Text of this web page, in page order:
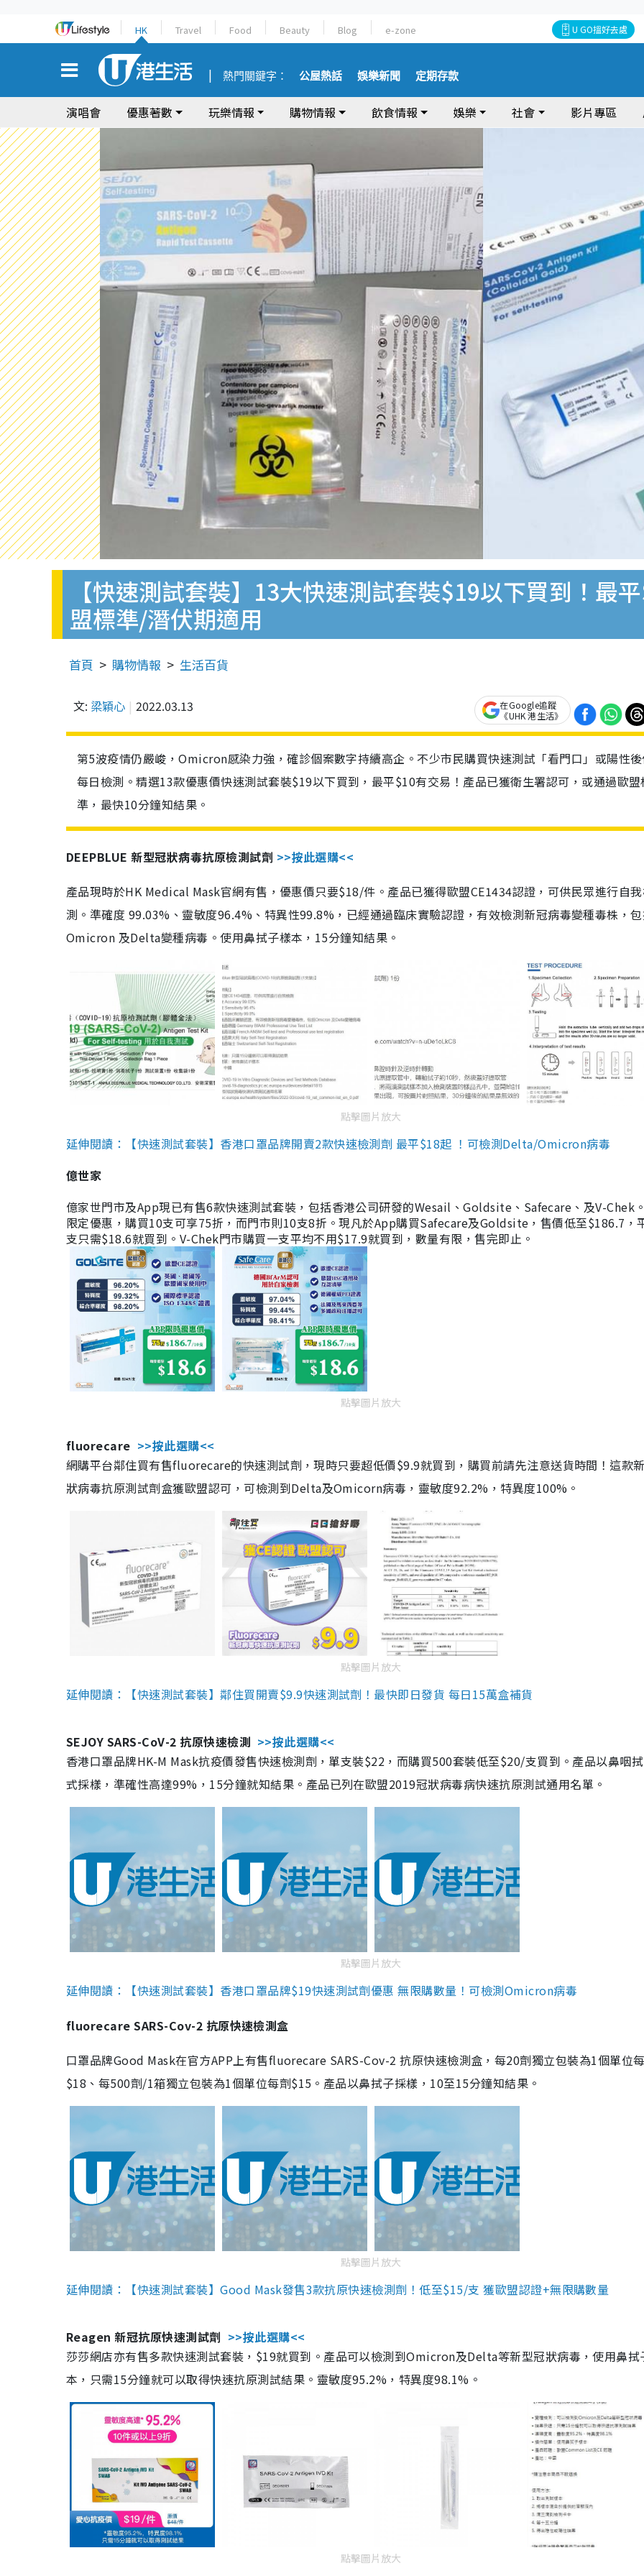
HK Travel Food Beauty Blog e-zone U GO搵好去處
熱門關鍵字： 公屋熱話 娛樂新聞 定期存款
演唱會 優惠著數 玩樂情報 購物情報 飲食情報 娛樂 社會 影片專區
【快速測試套裝】13大快速測試套裝$19以下買到！最
盟標準/潛伏期適用
首頁 購物情報 生活百貨
文: 梁穎心 2022.03.13
在Google追蹤
《UHK 港生活》
第5波疫情仍嚴峻，Omicron感染力強，確診個案數字持續高企。不少市民購買快速測試「看門口」或陽性
每日檢測。精選13款優惠價快速測試套裝$19以下買到，最平$10有交易！產品已獲衛生署認可，或通過歐盟
準，最快10分鐘知結果。
DEEPBLUE 新型冠狀病毒抗原檢測試劑 >>按此選購<<
產品現時於HK Medical Mask官網有售，優惠價只要$18/件。產品已獲得歐盟CE1434認證，可供民眾進行自
測。準確度 99.03%、靈敏度96.4%、特異性99.8%，已經通過臨床實驗認證，有效檢測新冠病毒變種毒株，
Omicron 及Delta變種病毒。使用鼻拭子樣本，15分鐘知結果。
點擊圖片放大
延伸閱讀：【快速測試套裝】香港口罩品牌開賣2款快速檢測劑 最平$18起 ！可檢測Delta/Omicron病毒
億世家
億家世門市及App現已有售6款快速測試套裝，包括香港公司研發的Wesail、Goldsite、Safecare、及V-Chek
限定優惠，購買10支可享75折，而門市則10支8折。現凡於App購買Safecare及Goldsite，售價低至$186.7，
支只需$18.6就買到。V-Chek門市購買一支平均不用$17.9就買到，數量有限，售完即止。
點擊圖片放大
fluorecare >>按此選購<<
網購平台鄰住買有售fluorecare的快速測試劑，現時只要超低價$9.9就買到，購買前請先注意送貨時間！這款
狀病毒抗原測試劑盒獲歐盟認可，可檢測到Delta及Omicorn病毒，靈敏度92.2%，特異度100%。
點擊圖片放大
延伸閱讀：【快速測試套裝】鄰住買開賣$9.9快速測試劑！最快即日發貨 每日15萬盒補貨
SEJOY SARS-CoV-2 抗原快速檢測 >>按此選購<<
香港口罩品牌HK-M Mask抗疫價發售快速檢測劑，單支裝$22，而購買500套裝低至$20/支買到。產品以鼻咽
式採樣，準確性高達99%，15分鐘就知結果。產品已列在歐盟2019冠狀病毒病快速抗原測試通用名單。
點擊圖片放大
延伸閱讀：【快速測試套裝】香港口罩品牌$19快速測試劑優惠 無限購數量！可檢測Omicron病毒
fluorecare SARS-Cov-2 抗原快速檢測盒
口罩品牌Good Mask在官方APP上有售fluorecare SARS-Cov-2 抗原快速檢測盒，每20劑獨立包裝為1個單位
$18、每500劑/1箱獨立包裝為1個單位每劑$15。產品以鼻拭子採樣，10至15分鐘知結果。
點擊圖片放大
延伸閱讀：【快速測試套裝】Good Mask發售3款抗原快速檢測劑！低至$15/支 獲歐盟認證+無限購數量
Reagen 新冠抗原快速測試劑 >>按此選購<<
莎莎網店亦有售多款快速測試套裝，$19就買到。產品可以檢測到Omicron及Delta等新型冠狀病毒，使用鼻拭
本，只需15分鐘就可以取得快速抗原測試結果。靈敏度95.2%，特異度98.1%。
點擊圖片放大